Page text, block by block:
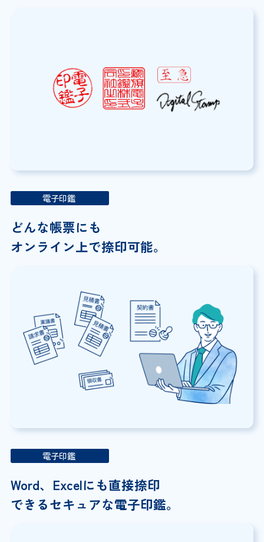
電子印鑑
どんな帳票にも
オンライン上で捺印可能。
電子印鑑
Word、Excelにも直接捺印
できるセキュアな電子印鑑。